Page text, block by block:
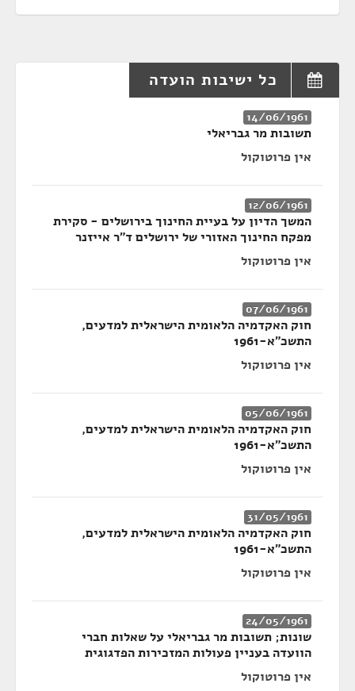
כל ישיבות הועדה
14/06/1961
תשובות מר גבריאלי
אין פרוטוקול
12/06/1961
המשך הדיון על בעיית החינוך בירושלים - סקירת
מפקח החינוך האזורי של ירושלים ד"ר אייזנר
אין פרוטוקול
07/06/1961
חוק האקדמיה הלאומית הישראלית למדעים,
התשכ"א-1961
אין פרוטוקול
05/06/1961
חוק האקדמיה הלאומית הישראלית למדעים,
התשכ"א-1961
אין פרוטוקול
31/05/1961
חוק האקדמיה הלאומית הישראלית למדעים,
התשכ"א-1961
אין פרוטוקול
24/05/1961
שונות; תשובות מר גבריאלי על שאלות חברי
הוועדה בעניין פעולות המזכירות הפדגוגית
אין פרוטוקול